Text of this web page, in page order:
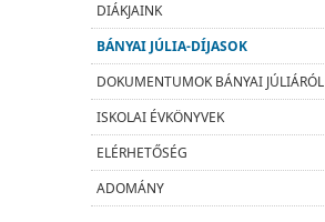
DIÁKJAINK
BÁNYAI JÚLIA-DÍJASOK
DOKUMENTUMOK BÁNYAI JÚLIÁRÓL
ISKOLAI ÉVKÖNYVEK
ELÉRHETŐSÉG
ADOMÁNY